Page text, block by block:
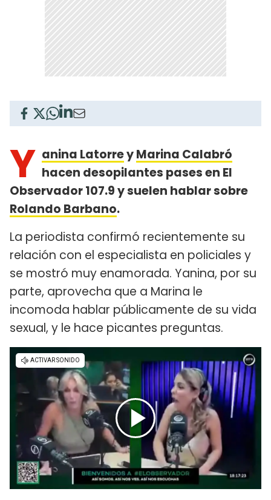
Y anina LatorreyMarina Calabró
hacen desopilantes pases en El
Observador 107.9 y suelen hablar sobre
Rolando Barbano.
La periodista confirmó recientemente su
relación con el especialista en policiales y
se mostró muy enamorada. Yanina, por su
parte, aprovecha que a Marina le
incomoda hablar públicamente de su vida
sexual, y le hace picantes preguntas.